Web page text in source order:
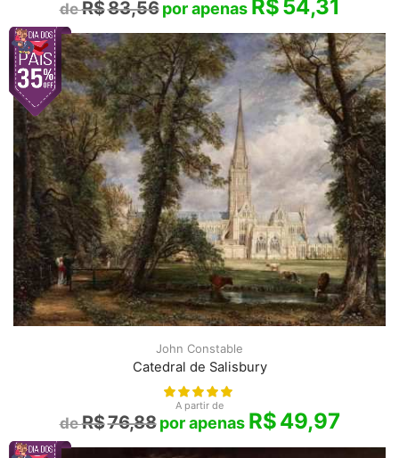
R$83,56 R$54,31
John Constable
Catedral de Salisbury
A partir de
R$76,88 R$49,97